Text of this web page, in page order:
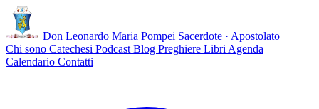
Don Leonardo Maria Pompei Sacerdote · Apostolato
Chi sono Catechesi Podcast Blog Preghiere Libri Agenda
Calendario Contatti